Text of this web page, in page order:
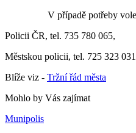
V případě potřeby
Policii ČR, tel. 735 780 065,
Městskou policii, tel. 725 323
Blíže viz - Tržní řád města
Mohlo by Vás zajímat
Munipolis